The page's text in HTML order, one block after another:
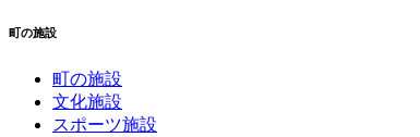
町の施設
町の施設
文化施設
スポーツ施設